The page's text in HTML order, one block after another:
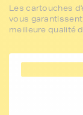
Les cartouches
vous
meilleure qualité